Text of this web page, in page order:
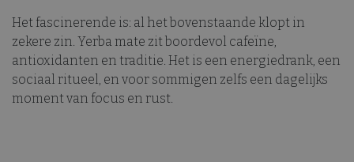
Het fascinerende is: al het bovenstaande klopt in
zekere zin. Yerba mate zit boordevol cafeïne,
antioxidanten en traditie. Het is een energiedrank, een
sociaal ritueel, en voor sommigen zelfs een dagelijks
moment van focus en rust.